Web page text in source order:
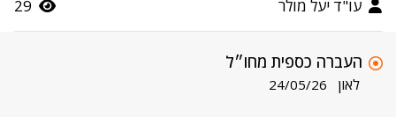
עו"ד יעל מולר 29
העברה כספית מחו״ל
לאון 24/05/26